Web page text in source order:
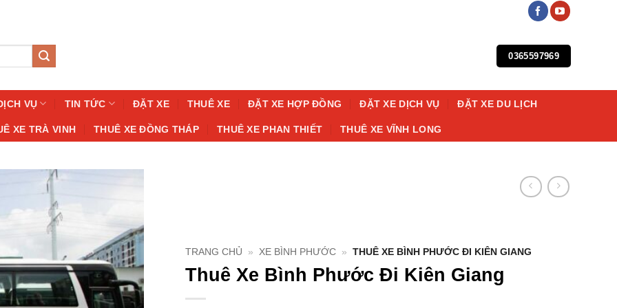
0365597969
VỤ TIN TỨC ĐẶT XE THUÊ XE ĐẶT XE HỢP ĐỒNG ĐẶT XE DỊCH VỤ ĐẶT XE DU LỊCH
XE TRÀ VINH THUÊ XE ĐỒNG THÁP THUÊ XE PHAN THIẾT THUÊ XE VĨNH LONG
TRANG CHỦ » XE BÌNH PHƯỚC » THUÊ XE BÌNH PHƯỚC ĐI KIÊN GIANG
Thuê Xe Bình Phước Đi Kiên Giang